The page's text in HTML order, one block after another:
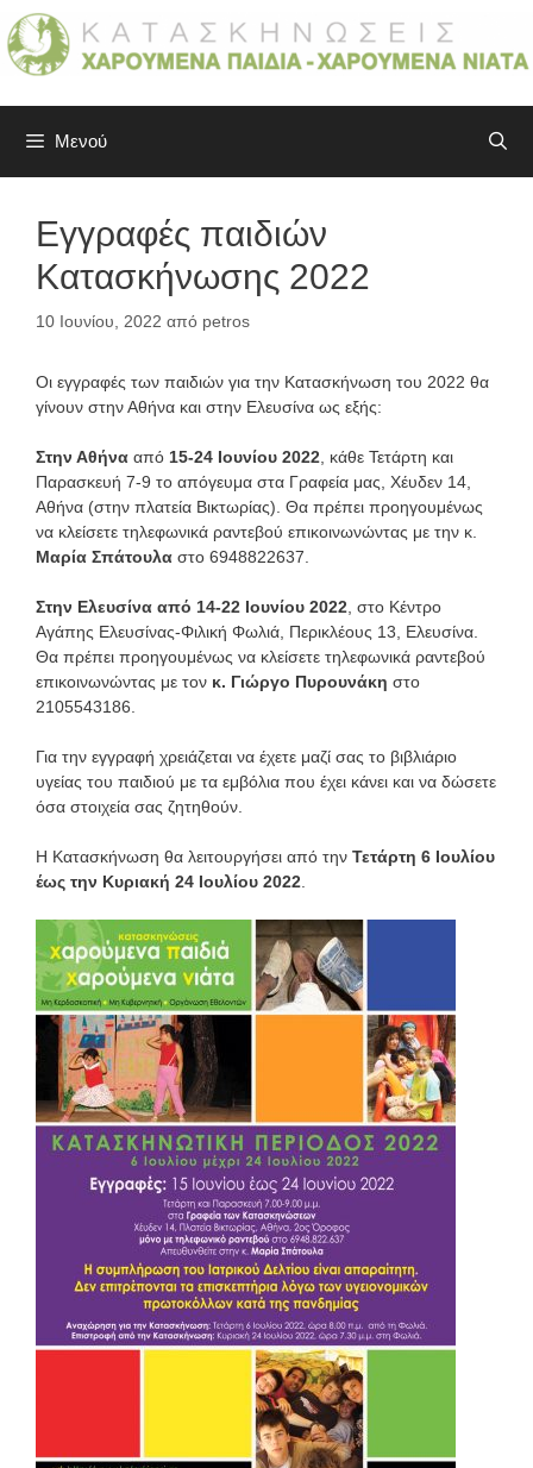
Μετάβαση
σε
περιεχόμενο
Μενού
Εγγραφές παιδιών
Κατασκήνωσης 2022
10 Ιουνίου, 2022 από petros
Οι εγγραφές των παιδιών για την Κατασκήνωση του 2022 θα
γίνουν στην Αθήνα και στην Ελευσίνα ως εξής:
Στην Αθήνα από 15-24 Ιουνίου 2022 , κάθε Τετάρτη και
Παρασκευή 7-9 το απόγευμα στα Γραφεία μας, Χέυδεν 14,
Αθήνα (στην πλατεία Βικτωρίας). Θα πρέπει προηγουμένως
να κλείσετε τηλεφωνικά ραντεβού επικοινωνώντας με την κ.
Μαρία Σπάτουλα στο 6948822637.
Στην Ελευσίνα από 14-22 Ιουνίου 2022 , στο Κέντρο
Αγάπης Ελευσίνας-Φιλική Φωλιά, Περικλέους 13, Ελευσίνα.
Θα πρέπει προηγουμένως να κλείσετε τηλεφωνικά ραντεβού
επικοινωνώντας με τον κ. Γιώργο Πυρουνάκη στο
2105543186.
Για την εγγραφή χρειάζεται να έχετε μαζί σας το βιβλιάριο
υγείας του παιδιού με τα εμβόλια που έχει κάνει και να δώσετε
όσα στοιχεία σας ζητηθούν.
Η Κατασκήνωση θα λειτουργήσει από την Τετάρτη 6 Ιουλίου
έως την Κυριακή 24 Ιουλίου 2022